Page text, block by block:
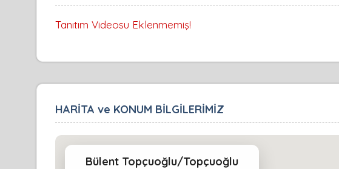
Tanıtım Videosu Eklenmemiş!
HARİTA ve KONUM BİLGİLERİMİZ
Bülent Topçuoğlu/Topçuoğlu